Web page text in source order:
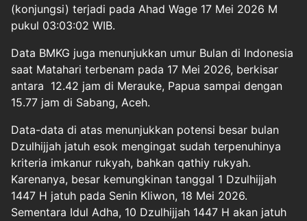
(konjungsi) terjadi pada Ahad Wage 17 Mei 2026 M
pukul 03:03:02 WIB.
Data BMKG juga menunjukkan umur Bulan di Indonesia
saat Matahari terbenam pada 17 Mei 2026, berkisar
antara 12.42 jam di Merauke, Papua sampai dengan
15.77 jam di Sabang, Aceh.
Data-data di atas menunjukkan potensi besar bulan
Dzulhijjah jatuh esok mengingat sudah terpenuhinya
kriteria imkanur rukyah, bahkan qathiy rukyah.
Karenanya, besar kemungkinan tanggal 1 Dzulhijjah
1447 H jatuh pada Senin Kliwon, 18 Mei 2026.
Sementara Idul Adha, 10 Dzulhijjah 1447 H akan jatuh